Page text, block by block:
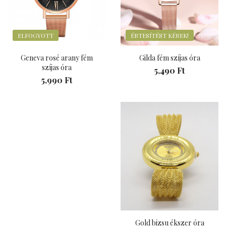
ELFOGYOTT
Geneva rosé arany fém
szíjas óra
5,990 Ft
ÉRTESÍTÉST KÉREK!
Gilda fém szíjas óra
5,490 Ft
Gold bizsu ékszer óra